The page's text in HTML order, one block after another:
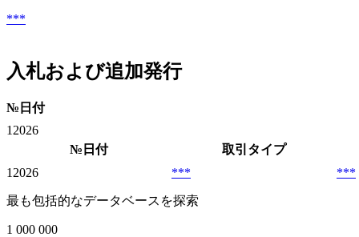
***
入札および追加発行
№ 日付
1 2026
№ 日付
取引タイプ
1 2026 *** ***
最も包括的なデータベースを探索
1 000 000